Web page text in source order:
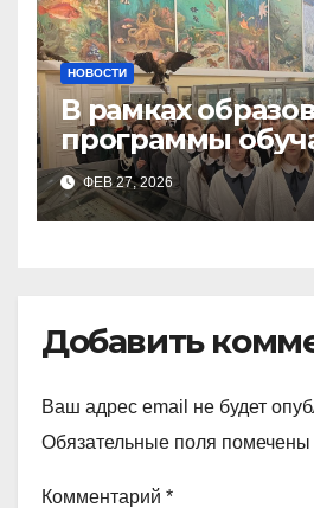
НОВОСТИ
В рамках
программы
9а,8,9б классов
зоологический
ФЕВ 27, 2026
Добавить
Ваш адрес email не будет
Обязательные поля помечены
Комментарий *